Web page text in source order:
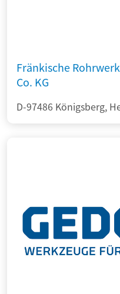
Fränkische
Co. KG
D-97486 Königsberg,